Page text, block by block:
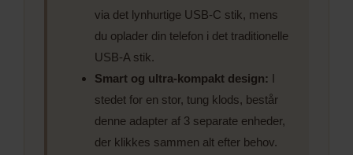
via det lynhurtige USB-C stik, mens
du oplader din telefon i det traditionelle
USB-A stik.
Smart og ultra-kompakt design: I
stedet for en stor, tung klods, består
denne adapter af 3 separate enheder,
der klikkes sammen alt efter behov.